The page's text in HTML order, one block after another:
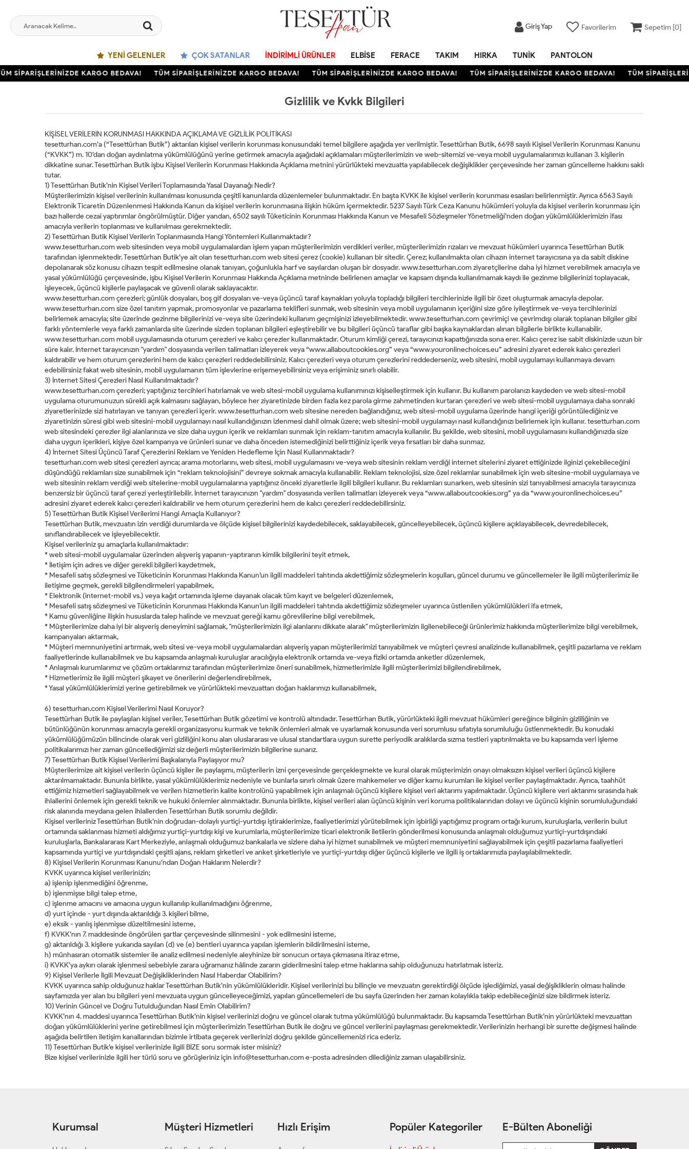
Giriş Yap Favorilerim Sepetim [0]
YENI GELENLER ÇOK SATANLAR İNDIRIMLI ÜRÜNLER ELBISE FERACE TAKIM HIRKA TUNIK PANTOLON
SİPARİŞLERİNİZDE KARGO BEDAVA! TÜM SİPARİŞLERİNİZDE KARGO BEDAVA! TÜM SİPARİŞLERİNİZDE KARGO BEDAVA! TÜM SİPARİŞLERİNİZDE KARGO BEDAVA! TÜM
Gizlilik ve Kvkk Bilgileri
KİŞİSEL VERİLERİN KORUNMASI HAKKINDA AÇIKLAMA VE GİZLİLİK POLİTİKASI
tesetturhan.com’a (“Tesettürhan Butik”) aktarılan kişisel verilerin korunması konusundaki temel bilgilere aşağıda yer verilmiştir. Tesettürhan Butik, 6698 sayılı Kişisel Verilerin Korunması Kanunu
(“KVKK”) m. 10’dan doğan aydınlatma yükümlülüğünü yerine getirmek amacıyla aşağıdaki açıklamaları müşterilerimizin ve web-sitemizi ve-veya mobil uygulamalarımızı kullanan 3. kişilerin
dikkatine sunar. Tesettürhan Butik işbu Kişisel Verilerin Korunması Hakkında Açıklama metnini yürürlükteki mevzuatta yapılabilecek değişiklikler çerçevesinde her zaman güncelleme hakkını saklı
tutar.
1) Tesettürhan Butik’nin Kişisel Verileri Toplamasında Yasal Dayanağı Nedir?
Müşterilerimizin kişisel verilerinin kullanılması konusunda çeşitli kanunlarda düzenlemeler bulunmaktadır. En başta KVKK ile kişisel verilerin korunması esasları belirlenmiştir. Ayrıca 6563 Sayılı
Elektronik Ticaretin Düzenlenmesi Hakkında Kanun da kişisel verilerin korunmasına ilişkin hüküm içermektedir. 5237 Sayılı Türk Ceza Kanunu hükümleri yoluyla da kişisel verilerin korunması için
bazı hallerde cezai yaptırımlar öngörülmüştür. Diğer yandan, 6502 sayılı Tüketicinin Korunması Hakkında Kanun ve Mesafeli Sözleşmeler Yönetmeliği’nden doğan yükümlülüklerimizin ifası
amacıyla verilerin toplanması ve kullanılması gerekmektedir.
2) Tesettürhan Butik Kişisel Verilerin Toplanmasında Hangi Yöntemleri Kullanmaktadır?
www.tesetturhan.com web sitesinden veya mobil uygulamalardan işlem yapan müşterilerimizin verdikleri veriler, müşterilerimizin rızaları ve mevzuat hükümleri uyarınca Tesettürhan Butik
tarafından işlenmektedir. Tesettürhan Butik’ye ait olan tesetturhan.com web sitesi çerez (cookie) kullanan bir sitedir. Çerez; kullanılmakta olan cihazın internet tarayıcısına ya da sabit diskine
depolanarak söz konusu cihazın tespit edilmesine olanak tanıyan, çoğunlukla harf ve sayılardan oluşan bir dosyadır. www.tesetturhan.com ziyaretçilerine daha iyi hizmet verebilmek amacıyla ve
yasal yükümlülüğü çerçevesinde, işbu Kişisel Verilerin Korunması Hakkında Açıklama metninde belirlenen amaçlar ve kapsam dışında kullanılmamak kaydı ile gezinme bilgilerinizi toplayacak,
işleyecek, üçüncü kişilerle paylaşacak ve güvenli olarak saklayacaktır.
www.tesetturhan.com çerezleri; günlük dosyaları, boş gif dosyaları ve-veya üçüncü taraf kaynakları yoluyla topladığı bilgileri tercihlerinizle ilgili bir özet oluşturmak amacıyla depolar.
www.tesetturhan.com size özel tanıtım yapmak, promosyonlar ve pazarlama teklifleri sunmak, web sitesinin veya mobil uygulamanın içeriğini size göre iyileştirmek ve-veya tercihlerinizi
belirlemek amacıyla; site üzerinde gezinme bilgilerinizi ve-veya site üzerindeki kullanım geçmişinizi izleyebilmektedir. www.tesetturhan.com çevrimiçi ve çevrimdışı olarak toplanan bilgiler gibi
farklı yöntemlerle veya farklı zamanlarda site üzerinde sizden toplanan bilgileri eşleştirebilir ve bu bilgileri üçüncü taraflar gibi başka kaynaklardan alınan bilgilerle birlikte kullanabilir.
www.tesetturhan.com mobil uygulamasında oturum çerezleri ve kalıcı çerezler kullanmaktadır. Oturum kimliği çerezi, tarayıcınızı kapattığınızda sona erer. Kalıcı çerez ise sabit diskinizde uzun bir
süre kalır. İnternet tarayıcınızın "yardım" dosyasında verilen talimatları izleyerek veya “www.allaboutcookies.org” veya “www.youronlinechoices.eu” adresini ziyaret ederek kalıcı çerezleri
kaldırabilir ve hem oturum çerezlerini hem de kalıcı çerezleri reddedebilirsiniz. Kalıcı çerezleri veya oturum çerezlerini reddederseniz, web sitesini, mobil uygulamayı kullanmaya devam
edebilirsiniz fakat web sitesinin, mobil uygulamanın tüm işlevlerine erişemeyebilirsiniz veya erişiminiz sınırlı olabilir.
3) İnternet Sitesi Çerezleri Nasıl Kullanılmaktadır?
www.tesetturhan.com çerezleri; yaptığınız tercihleri hatırlamak ve web sitesi-mobil uygulama kullanımınızı kişiselleştirmek için kullanır. Bu kullanım parolanızı kaydeden ve web sitesi-mobil
uygulama oturumunuzun sürekli açık kalmasını sağlayan, böylece her ziyaretinizde birden fazla kez parola girme zahmetinden kurtaran çerezleri ve web sitesi-mobil uygulamaya daha sonraki
ziyaretlerinizde sizi hatırlayan ve tanıyan çerezleri içerir. www.tesetturhan.com web sitesine nereden bağlandığınız, web sitesi-mobil uygulama üzerinde hangi içeriği görüntülediğiniz ve
ziyaretinizin süresi gibi web sitesini-mobil uygulamayı nasıl kullandığınızın izlenmesi dahil olmak üzere; web sitesini-mobil uygulamayı nasıl kullandığınızı belirlemek için kullanır. tesetturhan.com
web sitesindeki çerezler ilgi alanlarınıza ve size daha uygun içerik ve reklamları sunmak için reklam-tanıtım amacıyla kullanılır. Bu şekilde, web sitesini, mobil uygulamasını kullandığınızda size
daha uygun içerikleri, kişiye özel kampanya ve ürünleri sunar ve daha önceden istemediğinizi belirttiğiniz içerik veya fırsatları bir daha sunmaz.
4) İnternet Sitesi Üçüncü Taraf Çerezlerini Reklam ve Yeniden Hedefleme İçin Nasıl Kullanmaktadır?
tesetturhan.com web sitesi çerezleri ayrıca; arama motorlarını, web sitesi, mobil uygulamasını ve-veya web sitesinin reklam verdiği internet sitelerini ziyaret ettiğinizde ilginizi çekebileceğini
düşündüğü reklamları size sunabilmek için “reklam teknolojisini” devreye sokmak amacıyla kullanabilir. Reklam teknolojisi, size özel reklamlar sunabilmek için web sitesine-mobil uygulamaya ve
web sitesinin reklam verdiği web sitelerine-mobil uygulamalarına yaptığınız önceki ziyaretlerle ilgili bilgileri kullanır. Bu reklamları sunarken, web sitesinin sizi tanıyabilmesi amacıyla tarayıcınıza
benzersiz bir üçüncü taraf çerezi yerleştirilebilir. İnternet tarayıcınızın "yardım" dosyasında verilen talimatları izleyerek veya “www.allaboutcookies.org” ya da “www.youronlinechoices.eu”
adresini ziyaret ederek kalıcı çerezleri kaldırabilir ve hem oturum çerezlerini hem de kalıcı çerezleri reddedebilirsiniz.
5) Tesettürhan Butik Kişisel Verilerimi Hangi Amaçla Kullanıyor?
Tesettürhan Butik, mevzuatın izin verdiği durumlarda ve ölçüde kişisel bilgilerinizi kaydedebilecek, saklayabilecek, güncelleyebilecek, üçüncü kişilere açıklayabilecek, devredebilecek,
sınıflandırabilecek ve işleyebilecektir.
Kişisel verileriniz şu amaçlarla kullanılmaktadır:
* web sitesi-mobil uygulamalar üzerinden alışveriş yapanın-yaptıranın kimlik bilgilerini teyit etmek,
* İletişim için adres ve diğer gerekli bilgileri kaydetmek,
* Mesafeli satış sözleşmesi ve Tüketicinin Korunması Hakkında Kanun’un ilgili maddeleri tahtında akdettiğimiz sözleşmelerin koşulları, güncel durumu ve güncellemeler ile ilgili müşterilerimiz ile
iletişime geçmek, gerekli bilgilendirmeleri yapabilmek,
* Elektronik (internet-mobil vs.) veya kağıt ortamında işleme dayanak olacak tüm kayıt ve belgeleri düzenlemek,
* Mesafeli satış sözleşmesi ve Tüketicinin Korunması Hakkında Kanun’un ilgili maddeleri tahtında akdettiğimiz sözleşmeler uyarınca üstlenilen yükümlülükleri ifa etmek,
* Kamu güvenliğine ilişkin hususlarda talep halinde ve mevzuat gereği kamu görevlilerine bilgi verebilmek,
* Müşterilerimize daha iyi bir alışveriş deneyimini sağlamak, "müşterilerimizin ilgi alanlarını dikkate alarak" müşterilerimizin ilgilenebileceği ürünlerimiz hakkında müşterilerimize bilgi verebilmek,
kampanyaları aktarmak,
* Müşteri memnuniyetini artırmak, web sitesi ve-veya mobil uygulamalardan alışveriş yapan müşterilerimizi tanıyabilmek ve müşteri çevresi analizinde kullanabilmek, çeşitli pazarlama ve reklam
faaliyetlerinde kullanabilmek ve bu kapsamda anlaşmalı kuruluşlar aracılığıyla elektronik ortamda ve-veya fiziki ortamda anketler düzenlemek,
* Anlaşmalı kurumlarımız ve çözüm ortaklarımız tarafından müşterilerimize öneri sunabilmek, hizmetlerimizle ilgili müşterilerimizi bilgilendirebilmek,
* Hizmetlerimiz ile ilgili müşteri şikayet ve önerilerini değerlendirebilmek,
* Yasal yükümlülüklerimizi yerine getirebilmek ve yürürlükteki mevzuattan doğan haklarımızı kullanabilmek,
6) tesetturhan.com Kişisel Verilerimi Nasıl Koruyor?
Tesettürhan Butik ile paylaşılan kişisel veriler, Tesettürhan Butik gözetimi ve kontrolü altındadır. Tesettürhan Butik, yürürlükteki ilgili mevzuat hükümleri gereğince bilginin gizliliğinin ve
bütünlüğünün korunması amacıyla gerekli organizasyonu kurmak ve teknik önlemleri almak ve uyarlamak konusunda veri sorumlusu sıfatıyla sorumluluğu üstlenmektedir. Bu konudaki
yükümlülüğümüzün bilincinde olarak veri gizliliğini konu alan uluslararası ve ulusal standartlara uygun surette periyodik aralıklarda sızma testleri yaptırılmakta ve bu kapsamda veri işleme
politikalarımızı her zaman güncellediğimizi siz değerli müşterilerimizin bilgilerine sunarız.
7) Tesettürhan Butik Kişisel Verilerimi Başkalarıyla Paylaşıyor mu?
Müşterilerimize ait kişisel verilerin üçüncü kişiler ile paylaşımı, müşterilerin izni çerçevesinde gerçekleşmekte ve kural olarak müşterimizin onayı olmaksızın kişisel verileri üçüncü kişilere
aktarılmamaktadır. Bununla birlikte, yasal yükümlülüklerimiz nedeniyle ve bunlarla sınırlı olmak üzere mahkemeler ve diğer kamu kurumları ile kişisel veriler paylaşılmaktadır. Ayrıca, taahhüt
ettiğimiz hizmetleri sağlayabilmek ve verilen hizmetlerin kalite kontrolünü yapabilmek için anlaşmalı üçüncü kişilere kişisel veri aktarımı yapılmaktadır. Üçüncü kişilere veri aktarımı sırasında hak
ihlallerini önlemek için gerekli teknik ve hukuki önlemler alınmaktadır. Bununla birlikte, kişisel verileri alan üçüncü kişinin veri koruma politikalarından dolayı ve üçüncü kişinin sorumluluğundaki
risk alanında meydana gelen ihlallerden Tesettürhan Butik sorumlu değildir.
Kişisel verileriniz Tesettürhan Butik’nin doğrudan-dolaylı yurtiçi-yurtdışı iştiraklerimize, faaliyetlerimizi yürütebilmek için işbirliği yaptığımız program ortağı kurum, kuruluşlarla, verilerin bulut
ortamında saklanması hizmeti aldığımız yurtiçi-yurtdışı kişi ve kurumlarla, müşterilerimize ticari elektronik iletilerin gönderilmesi konusunda anlaşmalı olduğumuz yurtiçi-yurtdışındaki
kuruluşlarla, Bankalararası Kart Merkeziyle, anlaşmalı olduğumuz bankalarla ve sizlere daha iyi hizmet sunabilmek ve müşteri memnuniyetini sağlayabilmek için çeşitli pazarlama faaliyetleri
kapsamında yurtiçi ve yurtdışındaki çeşitli ajans, reklam şirketleri ve anket şirketleriyle ve yurtiçi-yurtdışı diğer üçüncü kişilerle ve ilgili iş ortaklarımızla paylaşılabilmektedir.
8) Kişisel Verilerin Korunması Kanunu’ndan Doğan Haklarım Nelerdir?
KVKK uyarınca kişisel verilerinizin;
a) işlenip işlenmediğini öğrenme,
b) işlenmişse bilgi talep etme,
c) işlenme amacını ve amacına uygun kullanılıp kullanılmadığını öğrenme,
d) yurt içinde - yurt dışında aktarıldığı 3. kişileri bilme,
e) eksik - yanlış işlenmişse düzeltilmesini isteme,
f) KVKK’nın 7. maddesinde öngörülen şartlar çerçevesinde silinmesini - yok edilmesini isteme,
g) aktarıldığı 3. kişilere yukarıda sayılan (d) ve (e) bentleri uyarınca yapılan işlemlerin bildirilmesini isteme,
h) münhasıran otomatik sistemler ile analiz edilmesi nedeniyle aleyhinize bir sonucun ortaya çıkmasına itiraz etme,
i) KVKK’ya aykırı olarak işlenmesi sebebiyle zarara uğramanız hâlinde zararın giderilmesini talep etme haklarına sahip olduğunuzu hatırlatmak isteriz.
9) Kişisel Verilerle İlgili Mevzuat Değişikliklerinden Nasıl Haberdar Olabilirim?
KVKK uyarınca sahip olduğunuz haklar Tesettürhan Butik’nin yükümlülükleridir. Kişisel verilerinizi bu bilinçle ve mevzuatın gerektirdiği ölçüde işlediğimizi, yasal değişikliklerin olması halinde
sayfamızda yer alan bu bilgileri yeni mevzuata uygun güncelleyeceğimizi, yapılan güncellemeleri de bu sayfa üzerinden her zaman kolaylıkla takip edebileceğinizi size bildirmek isteriz.
10) Verinin Güncel ve Doğru Tutulduğundan Nasıl Emin Olabilirim?
KVKK’nın 4. maddesi uyarınca Tesettürhan Butik’nin kişisel verilerinizi doğru ve güncel olarak tutma yükümlülüğü bulunmaktadır. Bu kapsamda Tesettürhan Butik’nin yürürlükteki mevzuattan
doğan yükümlülüklerini yerine getirebilmesi için müşterilerimizin Tesettürhan Butik ile doğru ve güncel verilerini paylaşması gerekmektedir. Verilerinizin herhangi bir surette değişmesi halinde
aşağıda belirtilen iletişim kanallarından bizimle irtibata geçerek verilerinizi doğru şekilde güncellemenizi rica ederiz.
11) Tesettürhan Butik’e kişisel verilerinizle ilgili BİZE soru sormak ister misiniz?
Bize kişisel verilerinizle ilgili her türlü soru ve görüşleriniz için info@tesetturhan.come-posta adresinden dilediğiniz zaman ulaşabilirsiniz.
Kurumsal Müşteri Hizmetleri Hızlı Erişim Popüler Kategoriler E-Bülten Aboneliği